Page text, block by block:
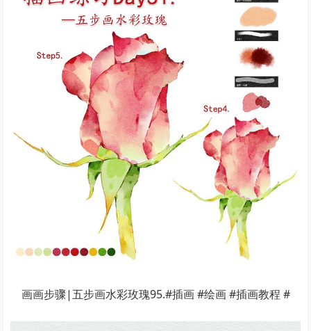
画画步骤|五步画水彩玫瑰95.#插画 #绘画 #插画教程 #